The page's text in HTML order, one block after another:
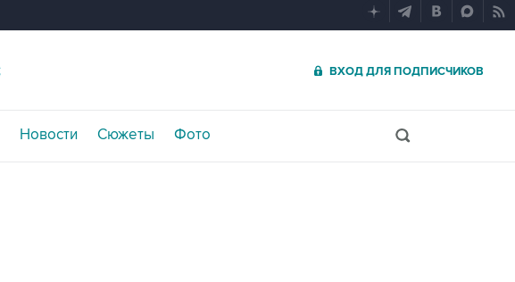
ВХОД ДЛЯ ПОДПИСЧИКОВ
Новости Сюжеты Фото